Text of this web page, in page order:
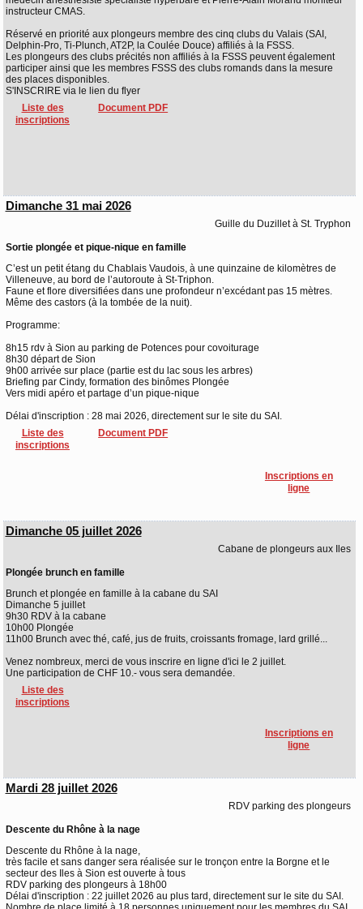
instructeur CMAS.
Réservé en priorité aux plongeurs membre des cinq clubs du Valais (SAI,
Delphin-Pro, Ti-Plunch, AT2P, la Coulée Douce) affiliés à la FSSS.
Les plongeurs des clubs précités non affiliés à la FSSS peuvent également
participer ainsi que les membres FSSS des clubs romands dans la mesure
des places disponibles.
S'INSCRIRE via le lien du flyer
Liste des
inscriptions
Document PDF
Dimanche 31 mai 2026
Guille du Duzillet à St. Tryphon
Sortie plongée et pique-nique en famille
C’est un petit étang du Chablais Vaudois, à une quinzaine de kilomètres de
Villeneuve, au bord de l’autoroute à St-Triphon.
Faune et flore diversifiées dans une profondeur n’excédant pas 15 mètres.
Même des castors (à la tombée de la nuit).
Programme:
8h15 rdv à Sion au parking de Potences pour covoiturage
8h30 départ de Sion
9h00 arrivée sur place (partie est du lac sous les arbres)
Briefing par Cindy, formation des binômes Plongée
Vers midi apéro et partage d’un pique-nique
Délai d'inscription : 28 mai 2026, directement sur le site du SAI.
Liste des
inscriptions
Document PDF
Inscriptions en
ligne
Dimanche 05 juillet 2026
Cabane de plongeurs aux Iles
Plongée brunch en famille
Brunch et plongée en famille à la cabane du SAI
Dimanche 5 juillet
9h30 RDV à la cabane
10h00 Plongée
11h00 Brunch avec thé, café, jus de fruits, croissants fromage, lard grillé...
Venez nombreux, merci de vous inscrire en ligne d'ici le 2 juillet.
Une participation de CHF 10.- vous sera demandée.
Liste des
inscriptions
Inscriptions en
ligne
Mardi 28 juillet 2026
RDV parking des plongeurs
Descente du Rhône à la nage
Descente du Rhône à la nage,
très facile et sans danger sera réalisée sur le tronçon entre la Borgne et le
secteur des Iles à Sion est ouverte à tous
RDV parking des plongeurs à 18h00
Délai d'inscription : 22 juillet 2026 au plus tard, directement sur le site du SAI.